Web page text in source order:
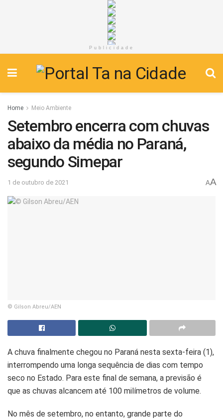
Publicidade
Home Meio Ambiente
Setembro encerra com chuvas
abaixo da média no Paraná,
segundo Simepar
1 de outubro de 2021 AA
© Gilson Abreu/AEN
A chuva finalmente chegou no Paraná nesta sexta-feira (1),
interrompendo uma longa sequência de dias com tempo
seco no Estado. Para este final de semana, a previsão é
que as chuvas alcancem até 100 milímetros de volume.
No mês de setembro, no entanto, grande parte do